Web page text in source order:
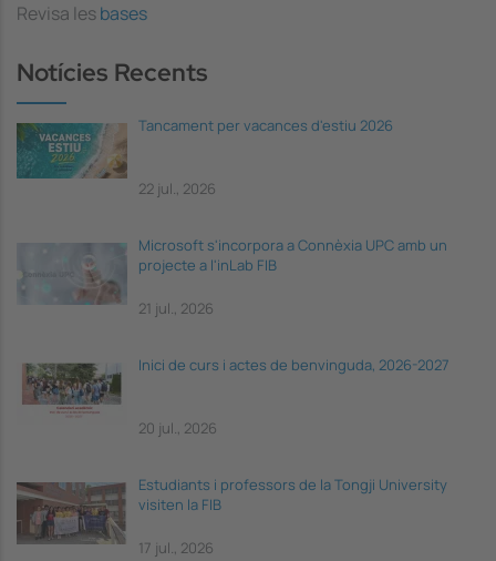
Revisa lesbases
Notícies Recents
Tancament per vacances d'estiu 2026
22 jul., 2026
Microsoft s'incorpora a Connèxia UPC amb un
projecte a l'inLab FIB
21 jul., 2026
Inici de curs i actes de benvinguda, 2026-2027
20 jul., 2026
Estudiants i professors de la Tongji University
visiten la FIB
17 jul., 2026